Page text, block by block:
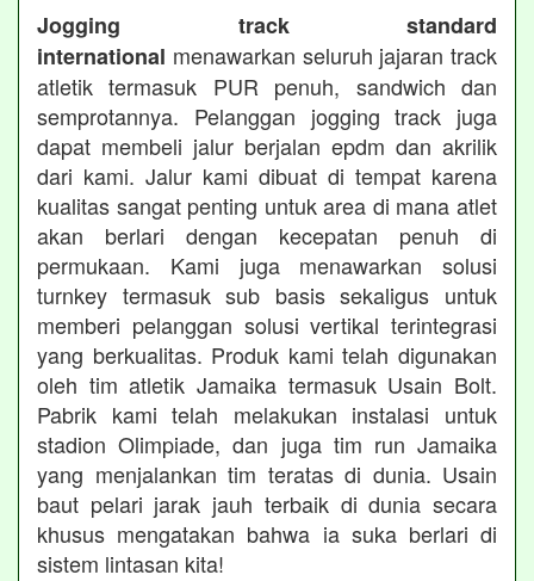
Jogging track standard
international menawarkan seluruh jajaran track
atletik termasuk PUR penuh, sandwich dan
semprotannya. Pelanggan jogging track juga
dapat membeli jalur berjalan epdm dan akrilik
dari kami. Jalur kami dibuat di tempat karena
kualitas sangat penting untuk area di mana atlet
akan berlari dengan kecepatan penuh di
permukaan. Kami juga menawarkan solusi
turnkey termasuk sub basis sekaligus untuk
memberi pelanggan solusi vertikal terintegrasi
yang berkualitas. Produk kami telah digunakan
oleh tim atletik Jamaika termasuk Usain Bolt.
Pabrik kami telah melakukan instalasi untuk
stadion Olimpiade, dan juga tim run Jamaika
yang menjalankan tim teratas di dunia. Usain
baut pelari jarak jauh terbaik di dunia secara
khusus mengatakan bahwa ia suka berlari di
sistem lintasan kita!